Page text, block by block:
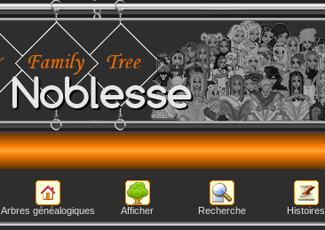
Noblesse
Arbres généalogiques Afficher Recherche Histoires